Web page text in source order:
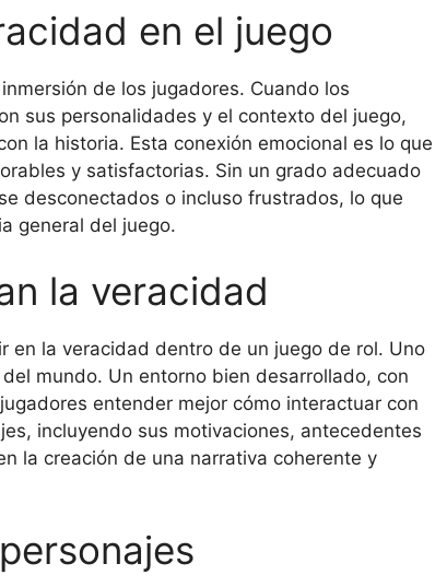
en el juego
de los jugadores. Cuando los
sus personalidades y el contexto del juego,
la historia. Esta conexión emocional es lo que
y satisfactorias. Sin un grado adecuado
desconectados o incluso frustrados, lo que
general del juego.
la veracidad
en la veracidad dentro de un juego de rol. Uno
mundo. Un entorno bien desarrollado, con
entender mejor cómo interactuar con
incluyendo sus motivaciones, antecedentes
la creación de una narrativa coherente y